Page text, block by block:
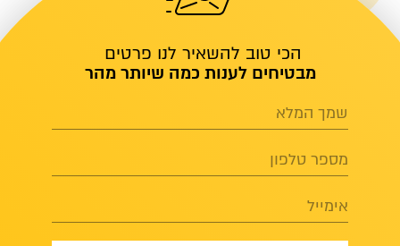
הכי טוב להשאיר לנו פרטים
מבטיחים לענות כמה שיותר מהר
שמך המלא
מספר טלפון
אימייל